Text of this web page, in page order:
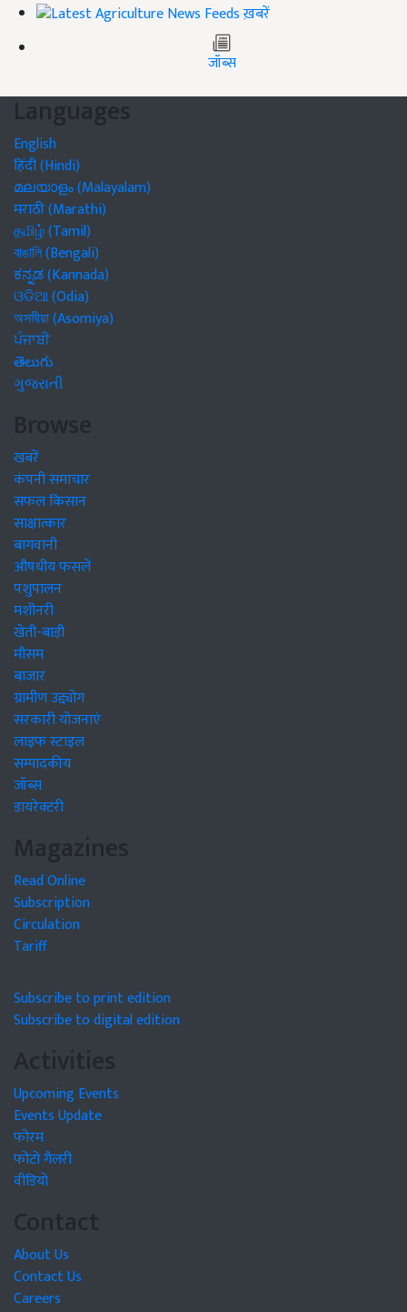
ख़बरें
जॉब्स
Languages
English
हिंदी (Hindi)
മലയാളം (Malayalam)
मराठी (Marathi)
தமிழ் (Tamil)
বাঙালি (Bengali)
ಕನ್ನಡ (Kannada)
ଓଡିଆ (Odia)
অসমীয়া (Asomiya)
ਪੰਜਾਬੀ
తెలుగు
ગુજરાતી
Browse
खबरें
कंपनी समाचार
सफल किसान
साक्षात्कार
बागवानी
औषधीय फसलें
पशुपालन
मशीनरी
खेती-बाड़ी
मौसम
बाजार
ग्रामीण उद्द्योग
सरकारी योजनाएं
लाइफ स्टाइल
सम्पादकीय
जॉब्स
डायरेक्टरी
Magazines
Read Online
Subscription
Circulation
Tariff
Subscribe to print edition
Subscribe to digital edition
Activities
Upcoming Events
Events Update
फोरम
फोटो गैलरी
वीडियो
Contact
About Us
Contact Us
Careers